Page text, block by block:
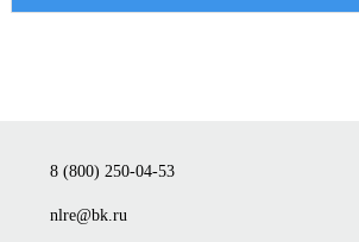
8 (800) 250-04-53
nlre@bk.ru